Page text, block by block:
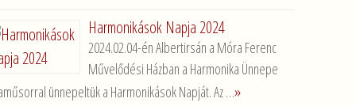
Harmonikások Napja 2024
2024.02.04-én Albertirsán a Móra Ferenc
Művelődési Házban a Harmonika Ünnepe
ünnepeltük a Harmonikások Napját. Az …»